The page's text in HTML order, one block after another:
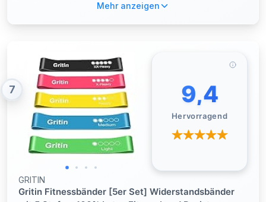
Mehr anzeigen
7 9,4
Hervorragend
GRITIN
Gritin Fitnessbänder [5er Set] Widerstandsbänder